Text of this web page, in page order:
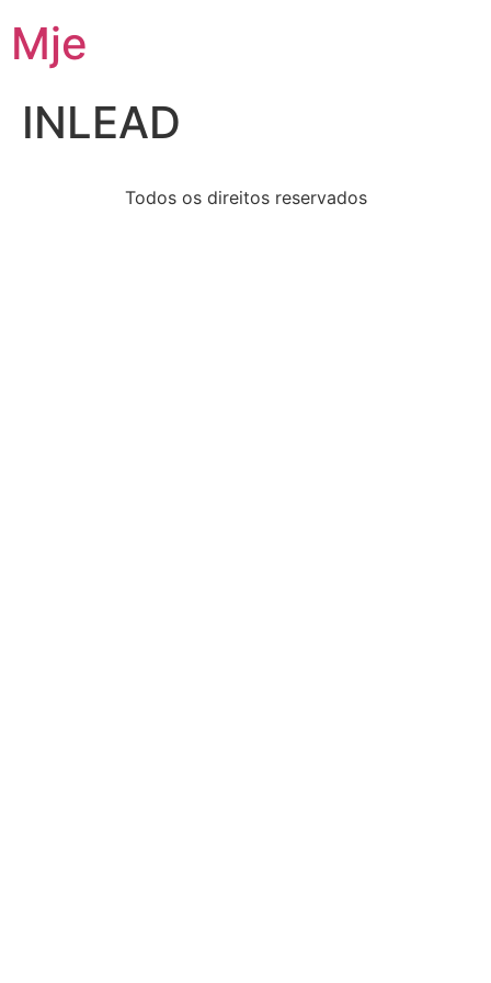
Mje
INLEAD
Todos os direitos reservados